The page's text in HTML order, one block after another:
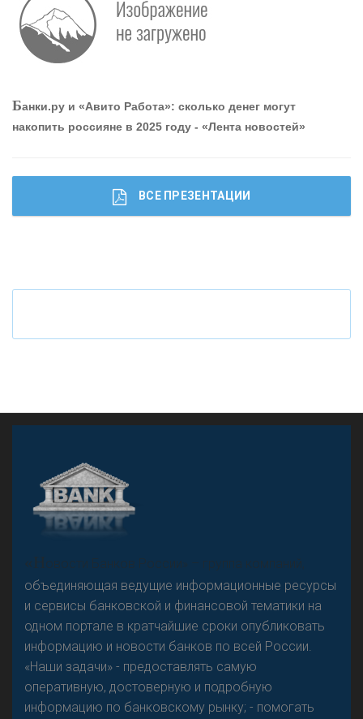
привлечь и удержать персонал - «Интервью»
Резкого разворота на рынке автокредитов не
предвидится - «Интервью»
Что будет с наличными деньгами при цифровом
Банки.ру и «Авито Работа»: сколько денег могут
накопить россияне в 2025 году - «Лента новостей»
ВСЕ ПРЕЗЕНТАЦИИ
«Н
овости Банков России» – группа компаний,
объединяющая ведущие информационные ресурсы
и сервисы банковской и финансовой тематики на
одном портале в кратчайшие сроки опубликовать
информацию и новости банков по всей России.
«Наши задачи» - предоставлять самую
оперативную, достоверную и подробную
информацию по банковскому рынку; - помогать